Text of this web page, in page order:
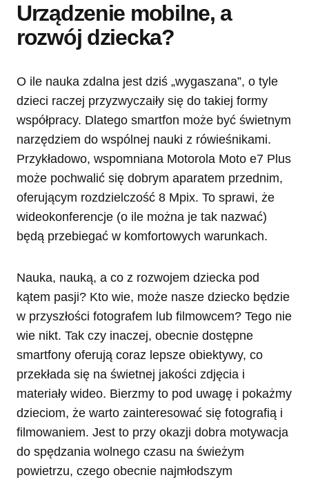
Urządzenie mobilne, a
rozwój dziecka?
O ile nauka zdalna jest dziś „wygaszana”, o tyle
dzieci raczej przyzwyczaiły się do takiej formy
współpracy. Dlatego smartfon może być świetnym
narzędziem do wspólnej nauki z rówieśnikami.
Przykładowo, wspomniana Motorola Moto e7 Plus
może pochwalić się dobrym aparatem przednim,
oferującym rozdzielczość 8 Mpix. To sprawi, że
wideokonferencje (o ile można je tak nazwać)
będą przebiegać w komfortowych warunkach.
Nauka, nauką, a co z rozwojem dziecka pod
kątem pasji? Kto wie, może nasze dziecko będzie
w przyszłości fotografem lub filmowcem? Tego nie
wie nikt. Tak czy inaczej, obecnie dostępne
smartfony oferują coraz lepsze obiektywy, co
przekłada się na świetnej jakości zdjęcia i
materiały wideo. Bierzmy to pod uwagę i pokażmy
dzieciom, że warto zainteresować się fotografią i
filmowaniem. Jest to przy okazji dobra motywacja
do spędzania wolnego czasu na świeżym
powietrzu, czego obecnie najmłodszym